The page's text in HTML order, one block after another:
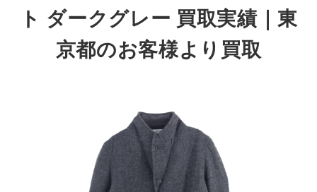
ト ダークグレー 買取実績｜東
京都のお客様より買取